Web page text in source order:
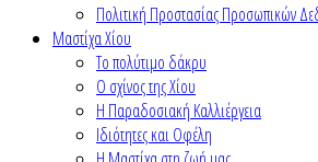
Πολιτική Προστασίας Προσωπικών
Μαστίχα Χίου
Το πολύτιμο δάκρυ
Ο σχίνος της Χίου
Η Παραδοσιακή Καλλιέργεια
Ιδιότητες και Οφέλη